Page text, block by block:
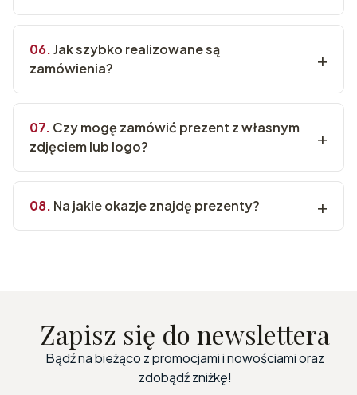
Jak szybko realizowane są
zamówienia?
Czy mogę zamówić prezent z własnym
zdjęciem lub logo?
Na jakie okazje znajdę prezenty?
Zapisz się do newslettera
Bądź na bieżąco z promocjami i nowościami oraz
zdobądź zniżkę!